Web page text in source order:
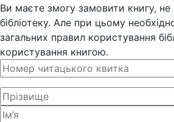
Ви маєте змогу замовити книгу, не
бібліотеку. Але при цьому
загальних правил користування
користування книгою.